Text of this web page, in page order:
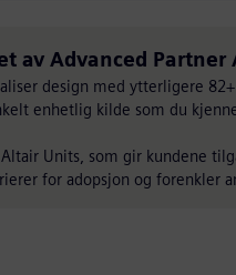
av Advanced Partner
design med ytterligere
enhetlig kilde som du
Units, som gir kundene
for adopsjon og forenkler